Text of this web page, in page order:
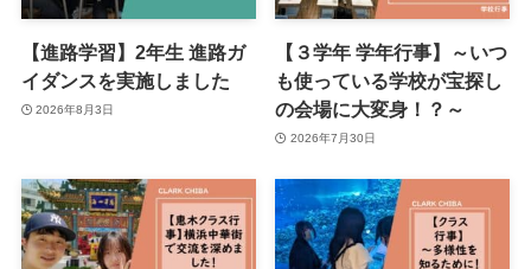
【進路学習】2年生 進路ガ
イダンスを実施しました
2026年8月3日
【３学年 学年行事】～いつ
も使っている学校が宝探し
の会場に大変身！？～
2026年7月30日